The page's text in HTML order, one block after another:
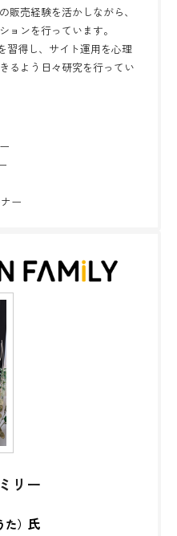
販売経験を活かしながら、
ョンを行っています。
習得し、サイト運用を心理
るよう日々研究を行ってい
ー
リー
） 氏